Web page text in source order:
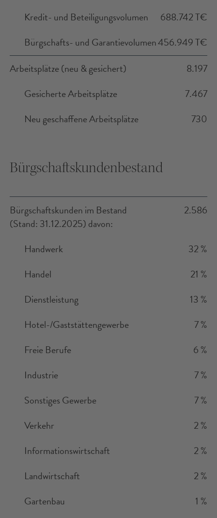
Kredit- und Beteiligungsvolumen
688.742 T€
Bürgschafts- und Garantievolumen456.949 T€
Arbeitsplätze (neu & gesichert)
8.197
Gesicherte Arbeitsplätze
7.467
Neu geschaffene Arbeitsplätze
730
Bürgschaftskundenbestand
Bürgschaftskunden im Bestand
(Stand: 31.12.2025) davon:
2.586
Handwerk
32 %
Handel
21 %
Dienstleistung
13 %
Hotel-/Gaststättengewerbe
7 %
Freie Berufe
6 %
Industrie
7 %
Sonstiges Gewerbe
7 %
Verkehr
2 %
Informationswirtschaft
2 %
Landwirtschaft
2 %
Gartenbau
1 %